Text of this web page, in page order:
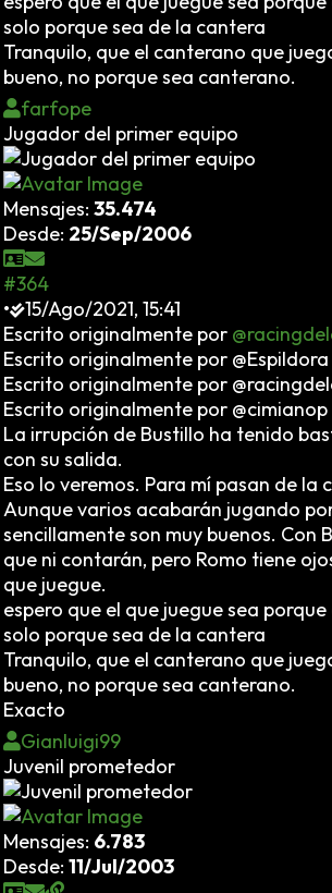
solo porque sea de la cantera
Tranquilo, que el canterano que
bueno, no porque sea canterano.
farfope
Jugador del primer equipo
Mensajes: 35.474
Desde: 25/Sep/2006
#364
•
15/Ago/2021, 15:41
Escrito originalmente por
Escrito originalmente por @Espildora
Escrito originalmente por
Escrito originalmente por @cimianop
La irrupción de Bustillo ha tenido
con su salida.
Eso lo veremos. Para mí pasan de la
Aunque varios acabarán jugando
sencillamente son muy buenos. Con
que ni contarán, pero Romo tiene
que juegue.
espero que el que juegue sea porque
solo porque sea de la cantera
Tranquilo, que el canterano que
bueno, no porque sea canterano.
Exacto
Gianluigi99
Juvenil prometedor
Mensajes: 6.783
Desde: 11/Jul/2003